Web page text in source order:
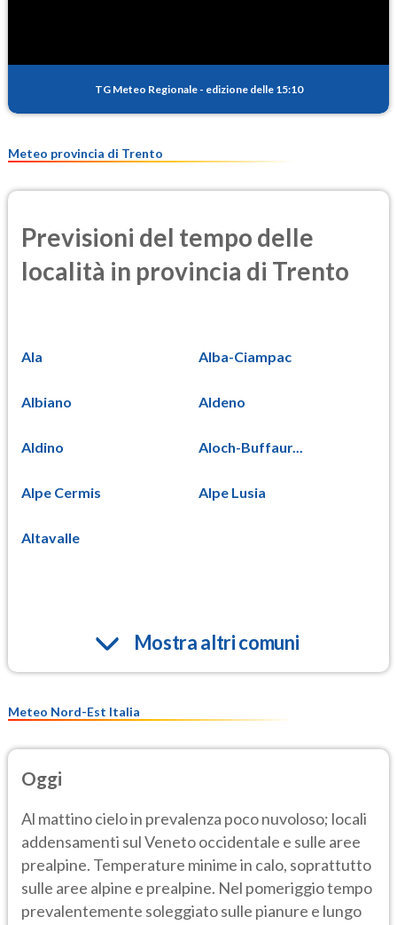
PM25
TG Meteo Regionale - edizione delle 15:10
Meteo provincia di Trento
Previsioni del tempo delle
località in provincia di Trento
Ala Alba-Ciampac
Albiano Aldeno
Aldino Aloch-Buffaur...
Alpe Cermis Alpe Lusia
Altavalle
Mostra altri comuni
Meteo Nord-Est Italia
Oggi
Al mattino cielo in prevalenza poco nuvoloso; locali
addensamenti sul Veneto occidentale e sulle aree
prealpine. Temperature minime in calo, soprattutto
sulle aree alpine e prealpine. Nel pomeriggio tempo
prevalentemente soleggiato sulle pianure e lungo